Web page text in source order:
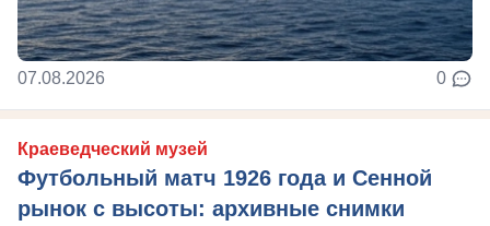
07.08.2026 0
Краеведческий музей
Футбольный матч 1926 года и Сенной
рынок с высоты: архивные снимки